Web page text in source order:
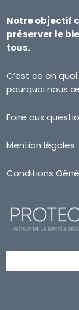
Notre objectif
préserver le
tous.
C’est ce en
pourquoi nous
Foire aux
Mention légales
Conditions